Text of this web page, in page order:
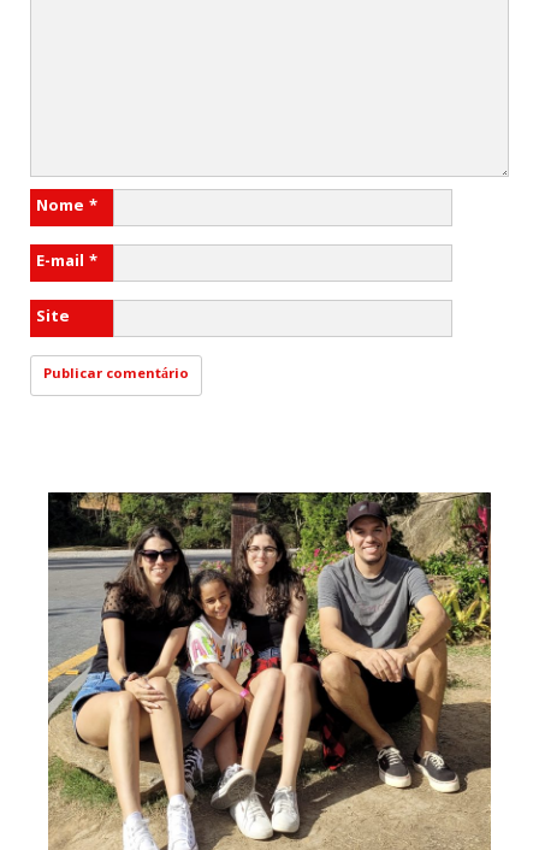
Nome *
E-mail *
Site